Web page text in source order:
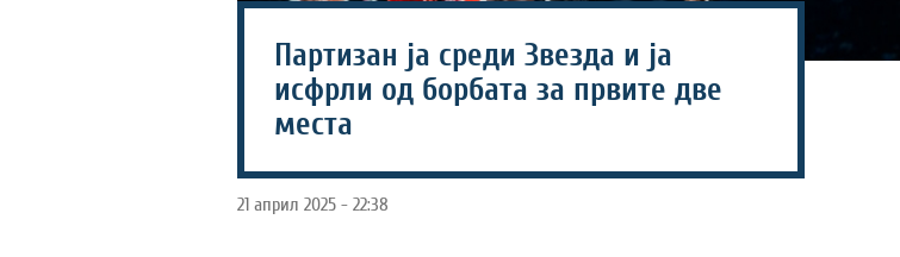
Партизан ја среди Звезда и ја
исфрли од борбата за првите две
места
21 април 2025 - 22:38